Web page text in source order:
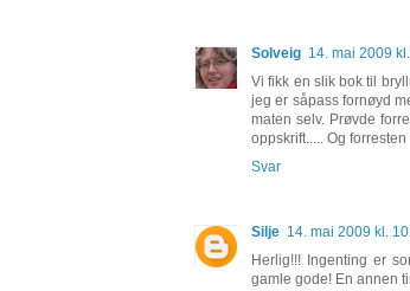
Solveig 14. mai 2009
Vi fikk en slik bok til
jeg er såpass fornøyd
maten selv. Prøvde
oppskrift..... Og
Svar
Silje 14. mai 2009 kl.
Herlig!!! Ingenting er
gamle gode! En annen